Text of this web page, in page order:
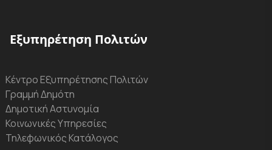
Εξυπηρέτηση Πολιτών
Κέντρο Εξυπηρέτησης Πολιτών
Γραμμή Δημότη
Δημοτική Αστυνομία
Κοινωνικές Υπηρεσίες
Τηλεφωνικός Κατάλογος